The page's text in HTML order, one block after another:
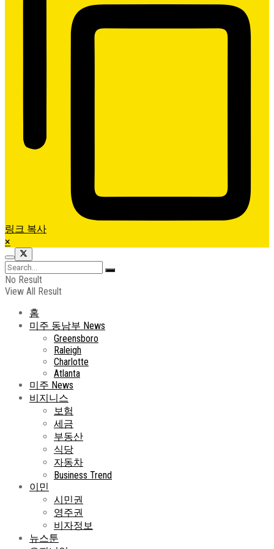
링크 복사
×
No Result
View All Result
홈
미주 동남부 News
Greensboro
Raleigh
Charlotte
Atlanta
미주 News
비지니스
보험
세금
부동산
식당
자동차
Business Trend
이민
시민권
영주권
비자정보
뉴스툰